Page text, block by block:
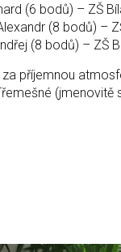
(6 bodů) – ZŠ
(8 bodů) –
(8 bodů) – ZŠ
příjemnou